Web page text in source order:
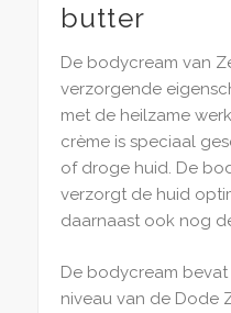
butter
De bodycream van
verzorgende
met de heilzame
crème is speciaal
of droge huid. De
verzorgt de huid
daarnaast ook nog
De bodycream
niveau van de Dode